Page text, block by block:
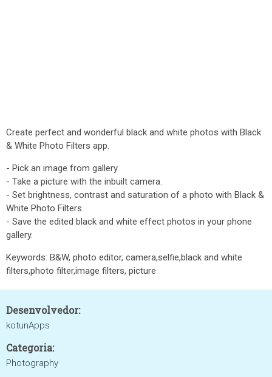
Create perfect and wonderful black and white photos with Black
& White Photo Filters app.
- Pick an image from gallery.
- Take a picture with the inbuilt camera.
- Set brightness, contrast and saturation of a photo with Black &
White Photo Filters.
- Save the edited black and white effect photos in your phone
gallery.
Keywords: B&W, photo editor, camera,selfie,black and white
filters,photo filter,image filters, picture
Desenvolvedor:
kotunApps
Categoria:
Photography